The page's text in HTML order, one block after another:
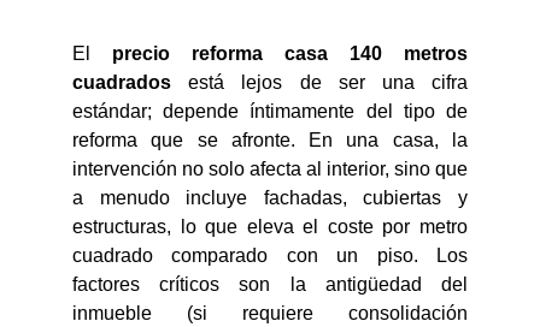
El precio reforma casa 140 metros
cuadrados está lejos de ser una cifra
estándar; depende íntimamente del tipo de
reforma que se afronte. En una casa, la
intervención no solo afecta al interior, sino que
a menudo incluye fachadas, cubiertas y
estructuras, lo que eleva el coste por metro
cuadrado comparado con un piso. Los
factores críticos son la antigüedad del
inmueble (si requiere consolidación